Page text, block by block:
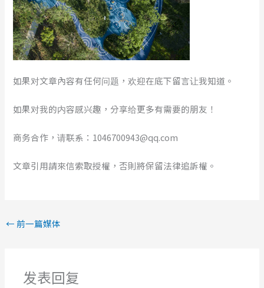
如果对文章內容有任何问题，欢迎在底下留言让我知道。
如果对我的内容感兴趣，分享给更多有需要的朋友！
商务合作，请联系：1046700943@qq.com
文章引用請來信索取授權，否則將保留法律追訴權。
← 前一篇媒体
发表回复